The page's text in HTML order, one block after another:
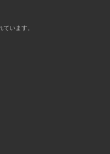
います。